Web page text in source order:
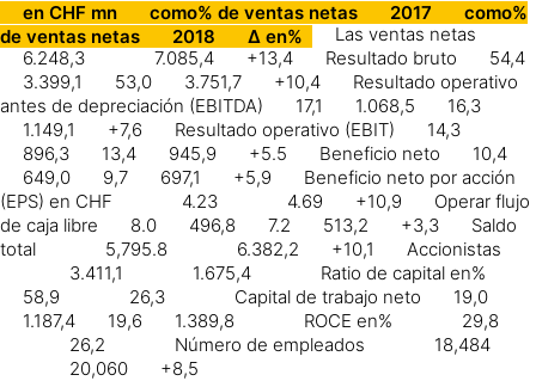
en CHF mn
como% de ventas netas 2017
como%
de ventas netas
2018 Δ en%
Las ventas netas
6.248,3
7.085,4 +13,4 Resultado bruto
54,4
3.399,1
53,0 3.751,7 +10,4
Resultado operativo
antes de depreciación (EBITDA)
17,1 1.068,5
16,3
1.149,1
+7,6 Resultado operativo (EBIT)
14,3
896,3
13,4 945,9 +5.5 Beneficio neto
10,4
649,0
9,7 697,1 +5,9
Beneficio neto por acción
(EPS) en CHF
4.23 4.69 +10,9
Operar flujo
de caja libre
8.0 496,8 7.2 513,2 +3,3
Saldo
total
5,795.8 6.382,2 +10,1
Accionistas
3.411,1
1.675,4
Ratio de capital en%
58,9
26,3 Capital de trabajo neto
19,0
1.187,4
19,6 1.389,8 ROCE en%
29,8
26,2
Número de empleados
18,484
20,060
+8,5